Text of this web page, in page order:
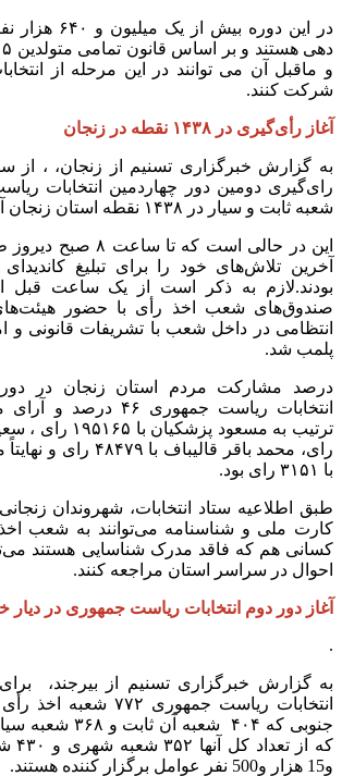
در این دوره
و ماقبل آن می توانند در این مرحله از
شرکت کنند.
آغاز رأی‌گیری در ۱۴۳۸ نقطه در زنجان
شعبه ثابت و سیار در ۱۴۳۸ نقطه استان زنجان آغاز شد.
این در حالی است که تا
آخرین تلاش‌های خود را برای تبلیغ
بودند.لازم به ذکر است از یک ساعت قبل
صندوق‌های شعب اخذ رأی با حضور
انتظامی در داخل شعب با تشریفات قانونی
پلمب شد.
درصد مشارکت مردم استان زنجان در
انتخابات ریاست جمهوری
رای، محمد باقر
با ۳۱۵۱ رای بود.
طبق اطلاعیه ستاد انتخابات، شهروندان
کارت ملی و شناسنامه می‌توانند به شعب
کسانی هم که فاقد مدرک شناسایی هستند
احوال در سراسر استان مراجعه کنند.
آغاز دور دوم انتخابات ریاست جمهوری در دیار
.
به گزارش خبرگزاری تسنیم از بیرجند،
انتخابات ریاست جمهوری
جنوبی که ۴۰۴ شعبه
که
و15 هزار و500 نفر عوامل برگزار کننده هستند.